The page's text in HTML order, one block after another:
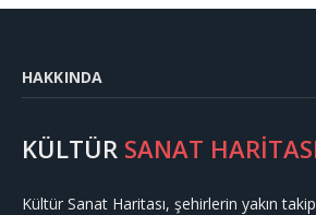
HAKKINDA
KÜLTÜR SANAT
Kültür Sanat Haritası, şehirlerin yakın